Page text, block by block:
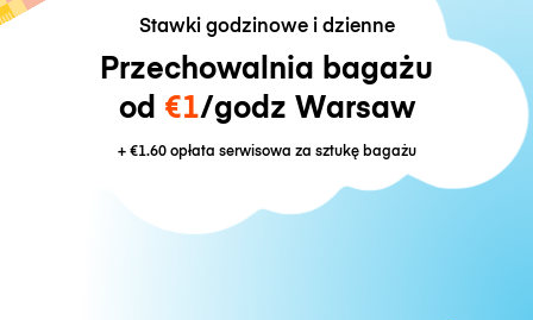
Stawki godzinowe i dzienne
Przechowalnia bagażu
od €1/godz Warsaw
+€1.60opłata serwisowa za sztukę bagażu